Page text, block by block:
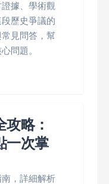
據、學術觀
歷史爭議的
見問答，幫
問題。
攻略：
一次掌
，詳細解析